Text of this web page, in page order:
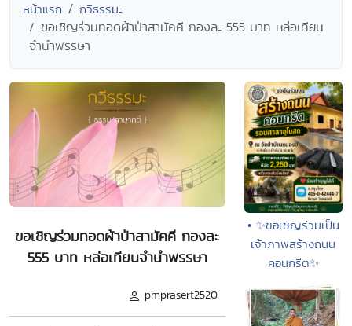
หน้าแรก กวีธรรมะ
ขอเชิญร่วมทอดผ้าป่าสามัคคี กองละ 555 บาท หล่อเทียน
จำนำพรรษา
ขอเชิญร่วมทอดผ้าป่าสามัคคี กองละ
555 บาท หล่อเทียนจำนำพรรษา
pmprasert2520
• ✨ขอเชิญร่วมเป็น
เจ้าภาพสร้างถนน
คอนกรีต✨